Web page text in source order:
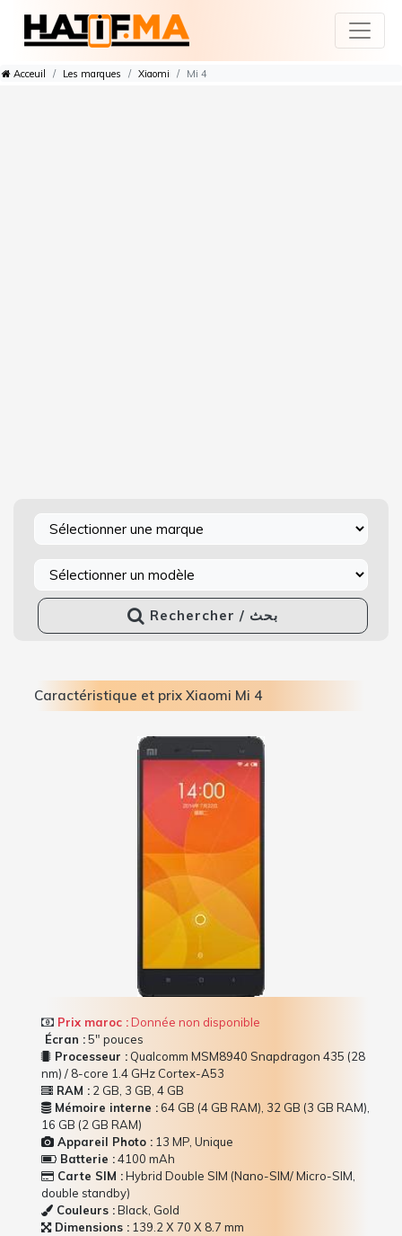
Acceuil Les marques Xiaomi Mi 4
Rechercher / بحث
Caractéristique et prix Xiaomi Mi 4
Prix maroc :Donnée non disponible
Écran :5" pouces
Processeur : Qualcomm MSM8940 Snapdragon 435 (28
nm) / 8-core 1.4 GHz Cortex-A53
RAM : 2 GB, 3 GB, 4 GB
Mémoire interne :64 GB (4 GB RAM), 32 GB (3 GB RAM),
16 GB (2 GB RAM)
Appareil Photo : 13 MP, Unique
Batterie :4100 mAh
Carte SIM :Hybrid Double SIM (Nano-SIM/ Micro-SIM,
double standby)
Couleurs :Black, Gold
Dimensions : 139.2 Х 70 Х 8.7 mm